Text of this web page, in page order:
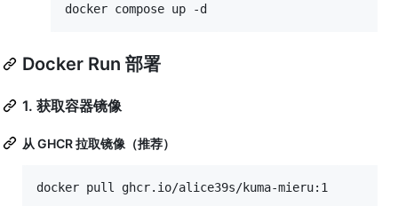
docker compose up -d
Docker Run 部署
1. 获取容器镜像
从 GHCR 拉取镜像（推荐）
docker pull ghcr.io/alice39s/kuma-mieru:1